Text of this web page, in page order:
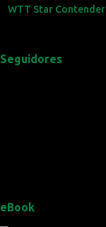
WTT Star Contender
Seguidores
eBook